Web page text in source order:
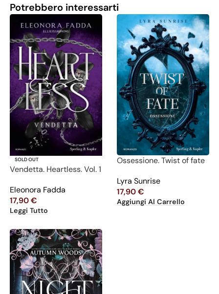
Potrebbero interessarti
SOLD OUT
Vendetta. Heartless. Vol. 1
Eleonora Fadda
17,90€
Leggi Tutto
Ossessione. Twist of fate
Lyra Sunrise
17,90€
Aggiungi Al Carrello